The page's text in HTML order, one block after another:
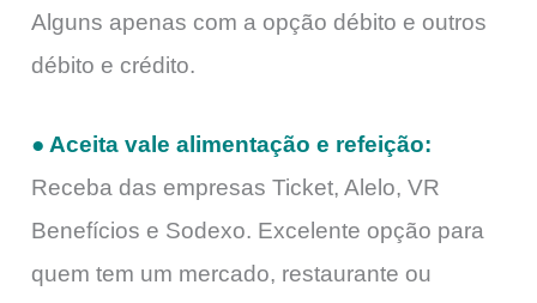
Alguns apenas com a opção débito e outros
débito e crédito.
● Aceita vale alimentação e refeição:
Receba das empresas Ticket, Alelo, VR
Benefícios e Sodexo. Excelente opção para
quem tem um mercado, restaurante ou